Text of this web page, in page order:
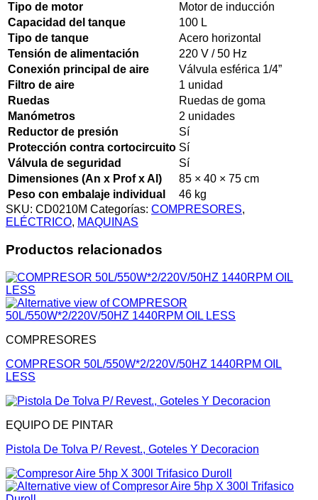
Tipo de motor
Motor de inducción
Capacidad del tanque
100 L
Tipo de tanque
Acero horizontal
Tensión de alimentación
220 V / 50 Hz
Conexión principal de aire
Válvula esférica 1/4”
Filtro de aire
1 unidad
Ruedas
Ruedas de goma
Manómetros
2 unidades
Reductor de presión
Sí
Protección contra cortocircuito Sí
Válvula de seguridad
Sí
Dimensiones (An x Prof x Al)
85 × 40 × 75 cm
Peso con embalaje individual
46 kg
SKU: CD0210M Categorías: COMPRESORES,
ELÉCTRICO, MAQUINAS
Productos relacionados
COMPRESORES
COMPRESOR 50L/550W*2/220V/50HZ 1440RPM OIL
LESS
EQUIPO DE PINTAR
Pistola De Tolva P/ Revest., Goteles Y Decoracion